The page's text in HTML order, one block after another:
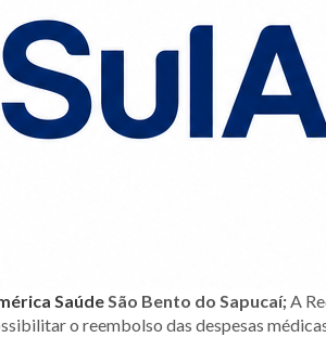
SaúdeSão Bento do Sapucaí;A
o reembolso das despesas